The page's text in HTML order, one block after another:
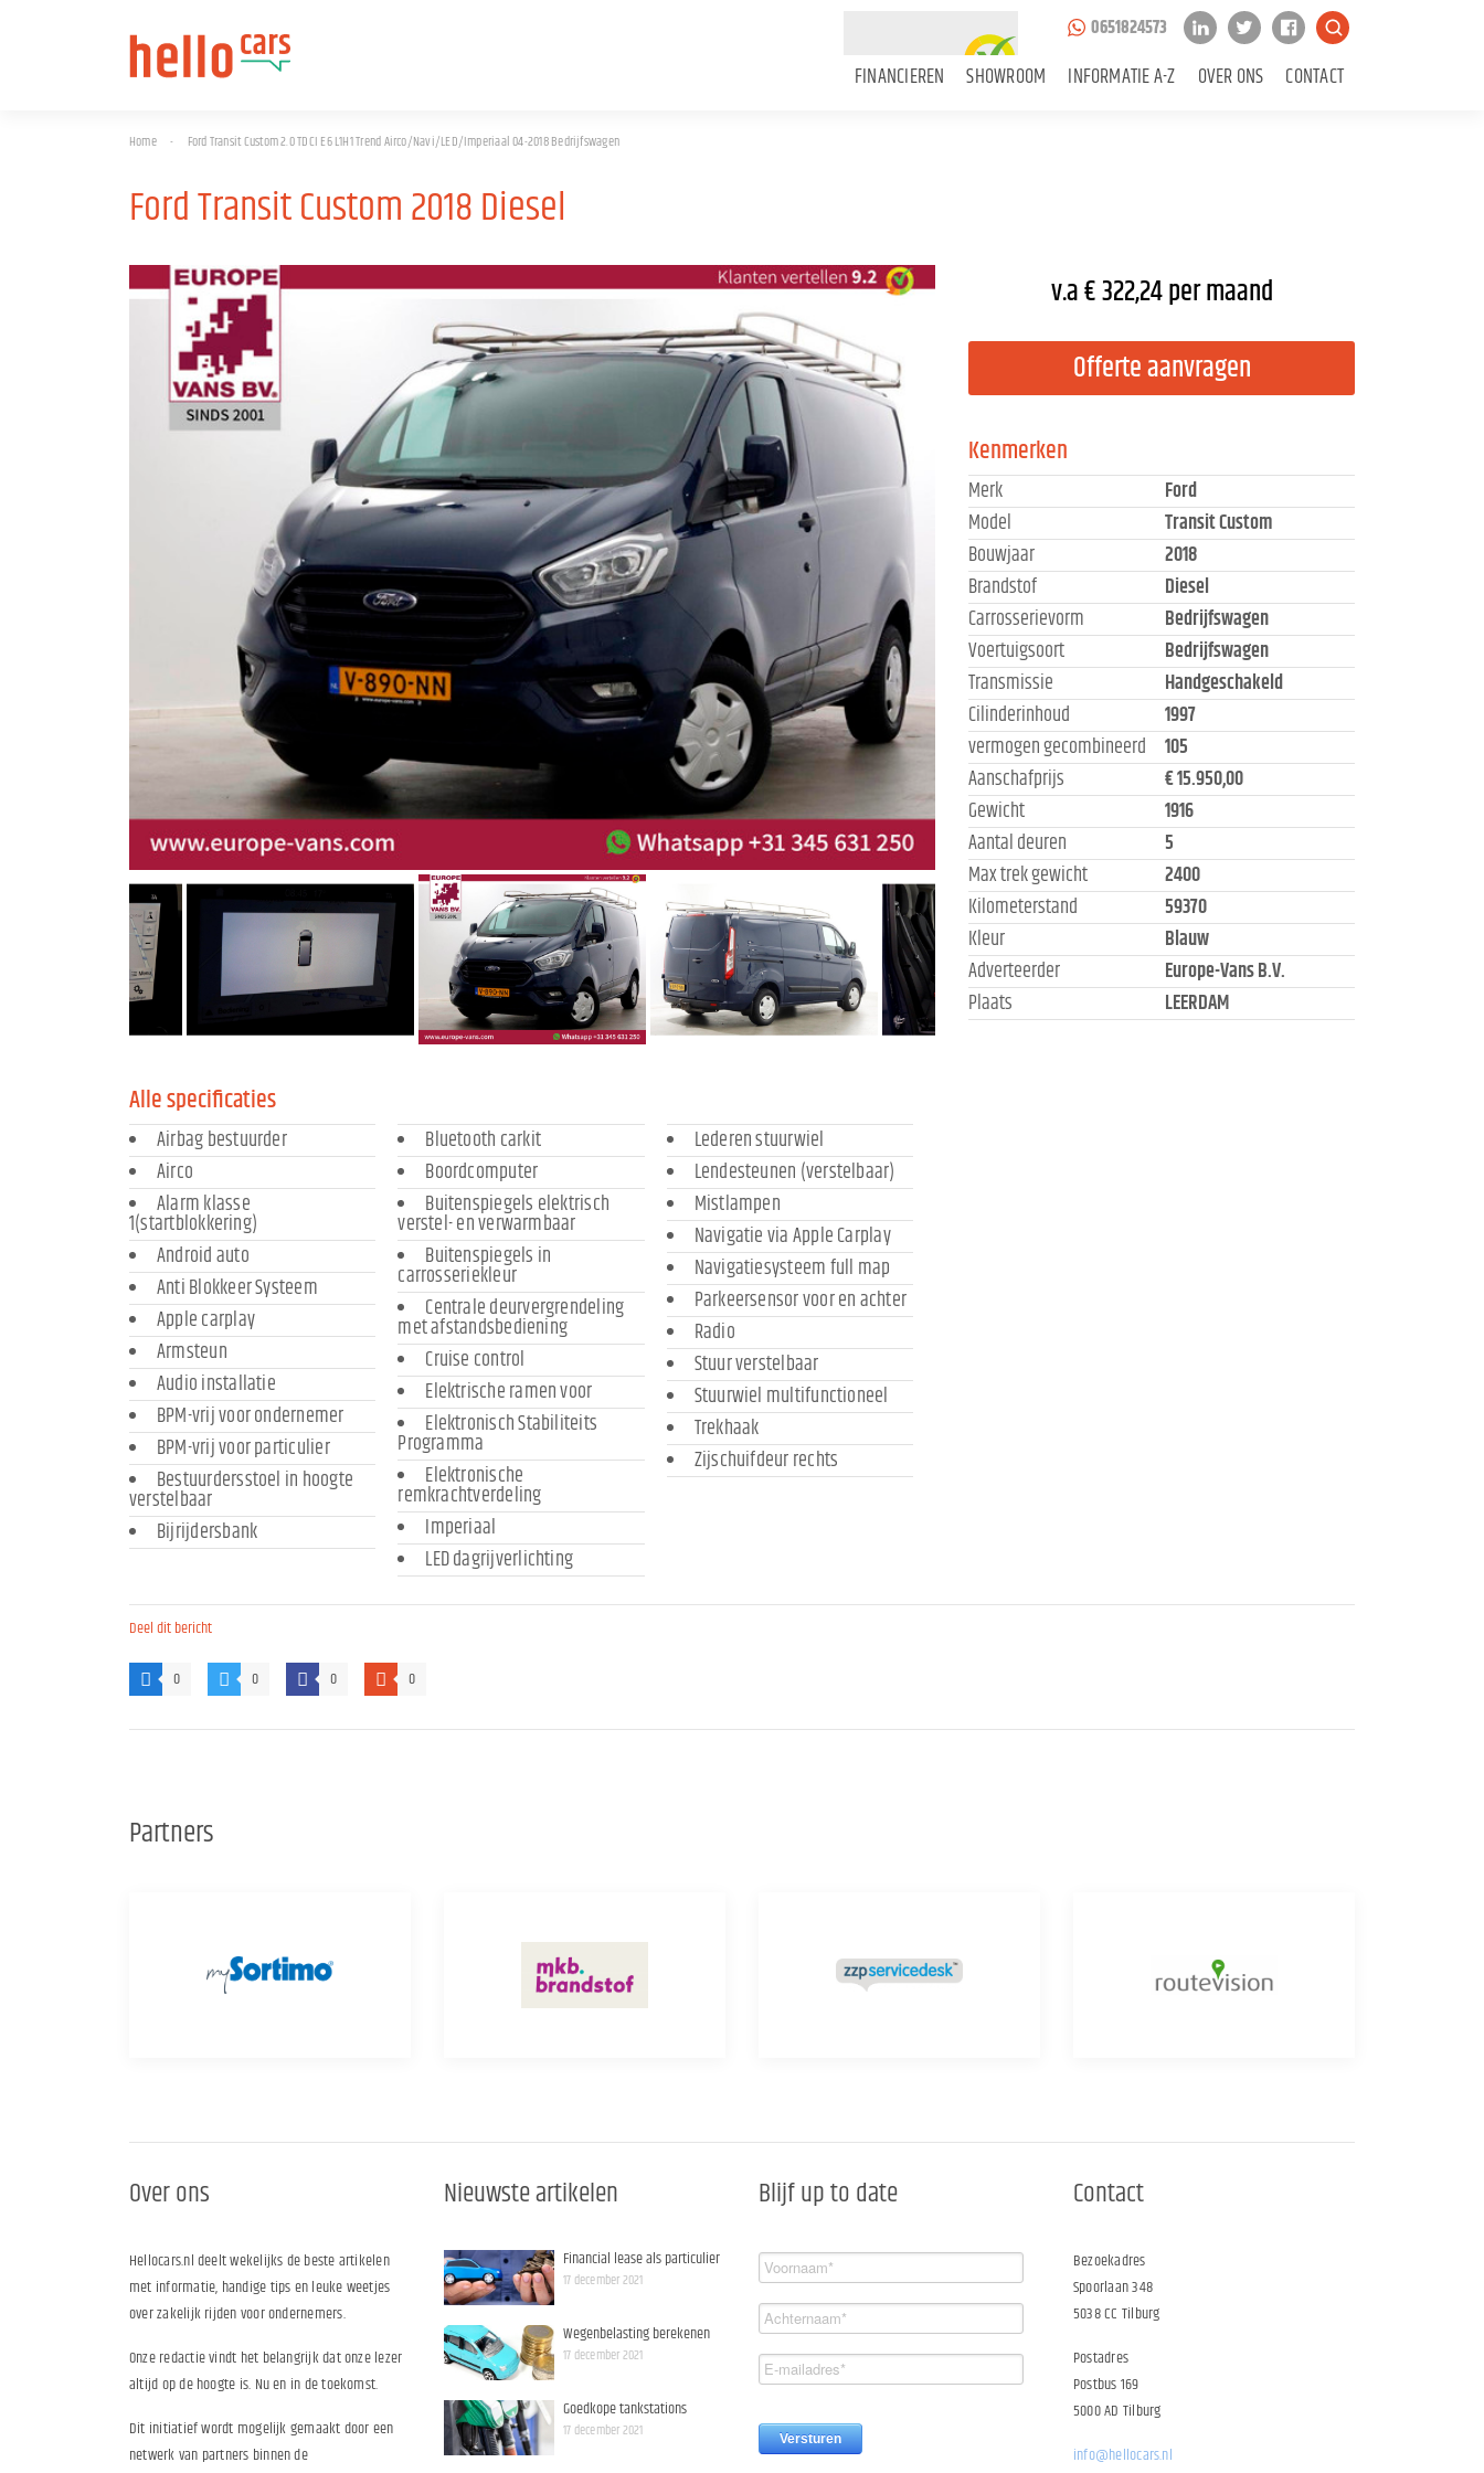
0651824573
FINANCIEREN SHOWROOM INFORMATIE A-Z OVER ONS CONTACT
Home - Ford Transit Custom 2.0 TDCI E6 L1H1 Trend Airco/Navi/LED/Imperiaal 04-2018 Bedrijfswagen
Ford Transit Custom 2018 Diesel
Alle specificaties
Airbag bestuurder
Airco
Alarm klasse
1(startblokkering)
Android auto
Anti Blokkeer Systeem
Apple carplay
Armsteun
Audio installatie
BPM-vrij voor ondernemer
BPM-vrij voor particulier
Bestuurdersstoel in hoogte
verstelbaar
Bijrijdersbank
Bluetooth carkit
Boordcomputer
Buitenspiegels elektrisch
verstel- en verwarmbaar
Buitenspiegels in
carrosseriekleur
Centrale deurvergrendeling
met afstandsbediening
Cruise control
Elektrische ramen voor
Elektronisch Stabiliteits
Programma
Elektronische
remkrachtverdeling
Imperiaal
LED dagrijverlichting
Lederen stuurwiel
Lendesteunen (verstelbaar)
Mistlampen
Navigatie via Apple Carplay
Navigatiesysteem full map
Parkeersensor voor en achter
Radio
Stuur verstelbaar
Stuurwiel multifunctioneel
Trekhaak
Zijschuifdeur rechts
v.a € 322,24 per maand
Offerte aanvragen
Kenmerken
Merk
Ford
Model
Transit Custom
Bouwjaar
2018
Brandstof
Diesel
Carrosserievorm
Bedrijfswagen
Voertuigsoort
Bedrijfswagen
Transmissie
Handgeschakeld
Cilinderinhoud
1997
vermogen gecombineerd
105
Aanschafprijs
€ 15.950,00
Gewicht
1916
Aantal deuren
5
Max trek gewicht
2400
Kilometerstand
59370
Kleur
Blauw
Adverteerder
Europe-Vans B.V.
Plaats
LEERDAM
Deel dit bericht
0 0 0 0
Partners
Over ons
Hellocars.nl deelt wekelijks de beste artikelen
met informatie, handige tips en leuke weetjes
over zakelijk rijden voor ondernemers.
Onze redactie vindt het belangrijk dat onze lezer
altijd op de hoogte is. Nu en in de toekomst.
Dit initiatief wordt mogelijk gemaakt door een
netwerk van partners binnen de
Nieuwste artikelen
Financial lease als particulier
17 december 2021
Wegenbelasting berekenen
17 december 2021
Goedkope tankstations
17 december 2021
Blijf up to date Contact
Bezoekadres
Spoorlaan 348
5038 CC Tilburg
Postadres
Postbus 169
5000 AD Tilburg
info@hellocars.nl